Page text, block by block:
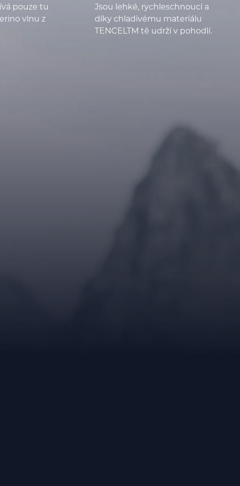
pouze tu
vlnu z
Jsou lehké, rychleschnoucí a
díky chladivému materiálu
TENCELTM tě udrží v pohodlí.